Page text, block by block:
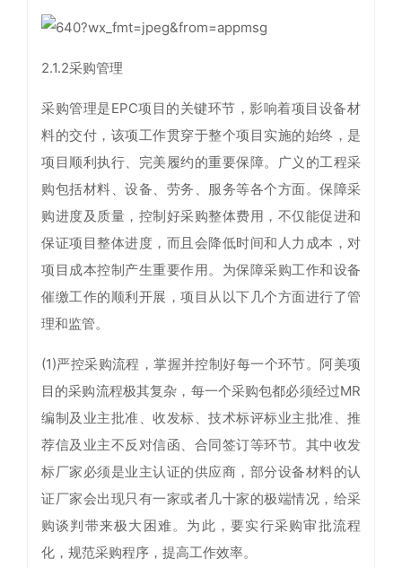
2.1.2采购管理
采购管理是EPC项目的关键环节，影响着项目设备材
料的交付，该项工作贯穿于整个项目实施的始终，是
项目顺利执行、完美履约的重要保障。广义的工程采
购包括材料、设备、劳务、服务等各个方面。保障采
购进度及质量，控制好采购整体费用，不仅能促进和
保证项目整体进度，而且会降低时间和人力成本，对
项目成本控制产生重要作用。为保障采购工作和设备
催缴工作的顺利开展，项目从以下几个方面进行了管
理和监管。
(1)严控采购流程，掌握并控制好每一个环节。阿美项
目的采购流程极其复杂，每一个采购包都必须经过MR
编制及业主批准、收发标、技术标评标业主批准、推
荐信及业主不反对信函、合同签订等环节。其中收发
标厂家必须是业主认证的供应商，部分设备材料的认
证厂家会出现只有一家或者几十家的极端情况，给采
购谈判带来极大困难。为此，要实行采购审批流程
化，规范采购程序，提高工作效率。